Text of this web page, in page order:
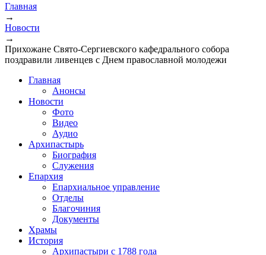
Главная
→
Новости
→
Прихожане Свято-Сергиевского кафедрального собора
поздравили ливенцев с Днем православной молодежи
Главная
Анонсы
Новости
Фото
Видео
Аудио
Архипастырь
Биография
Служения
Епархия
Епархиальное управление
Отделы
Благочиния
Документы
Храмы
История
Архипастыри с 1788 года